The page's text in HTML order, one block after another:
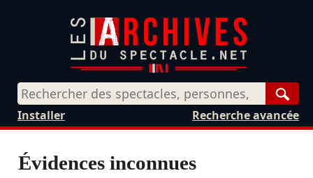
Recherche avancée
Installer
Évidences inconnues